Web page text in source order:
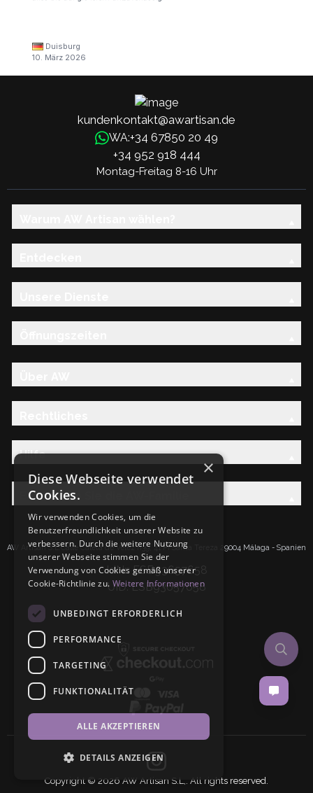
Duisburg
10. März 2026
kundenkontakt@awartisan.de
WA:+34 67850 20 49
+34 952 918 444
Montag-Freitag 8-16 Uhr
Hilfe
Entdecken Sie die AW-Familie
AW Artisan S.L.Calle Caleta de Velez n39, 41 PI Santa Tereza 29004 Málaga - Spanien
IdNr: ESB93657658
UID: ESB93657658
Copyright © 2026 AW Artisan S.L,. All rights reserved.
×
Diese Webseite verwendet
Cookies.
Wir verwenden Cookies, um die
Benutzerfreundlichkeit unserer Website zu
verbessern. Durch die weitere Nutzung
unserer Webseite stimmen Sie der
Verwendung von Cookies gemäß unserer
Cookie-Richtlinie zu. Weitere Informationen
UNBEDINGT ERFORDERLICH
PERFORMANCE
TARGETING
FUNKTIONALITÄT
ALLE AKZEPTIEREN
DETAILS ANZEIGEN